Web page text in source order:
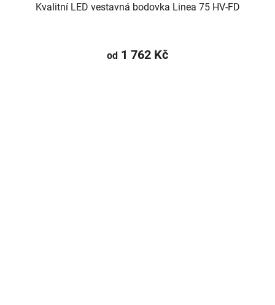
Kvalitní LED vestavná bodovka Linea 75 HV-FD
od 1 762 Kč